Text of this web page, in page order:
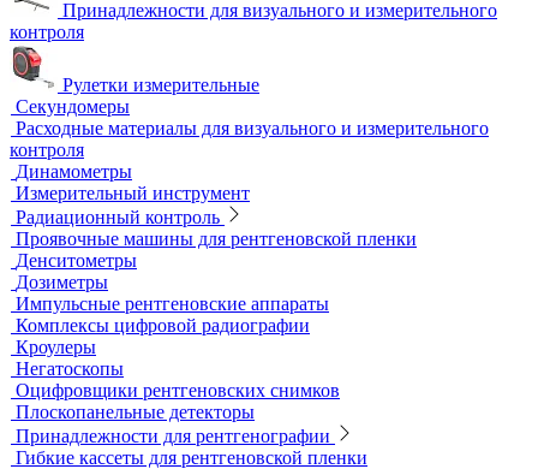
Визуальный и измерительный контроль
ВИК
Видеоэндоскопы
Высокоскоростные камеры
Измерители шероховатости
Испытательные динамометрические стенды
Лупы
Микроскопы
Образцы шероховатости поверхности
Принадлежности для визуального и измерительного
контроля
Рулетки измерительные
Секундомеры
Расходные материалы для визуального и измерительного
контроля
Динамометры
Измерительный инструмент